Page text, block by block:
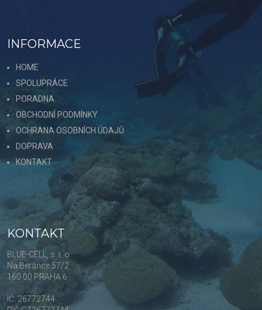
INFORMACE
HOME
SPOLUPRÁCE
PORADNA
OBCHODNÍ PODMÍNKY
OCHRANA OSOBNÍCH ÚDAJŮ
DOPRAVA
KONTAKT
KONTAKT
BLUE-CELL, s. r. o.
Na Beránce 57/2
160 00 PRAHA 6
IČ: 26772744